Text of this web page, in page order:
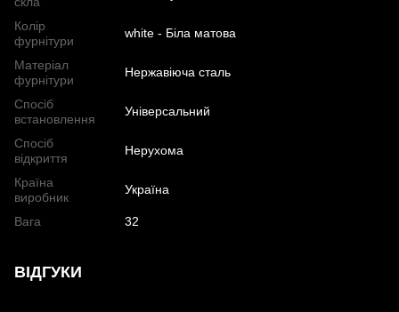
Колір
фурнітури
white - Біла матова
Матеріал
фурнітури
Нержавіюча сталь
Спосіб
встановлення
Універсальний
Спосіб
відкриття
Нерухома
Країна
виробник
Україна
Вага 32
ВІДГУКИ